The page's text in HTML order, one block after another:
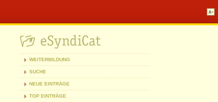
WEITERBILDUNG
SUCHE
NEUE EINTRÄGE
TOP EINTRÄGE